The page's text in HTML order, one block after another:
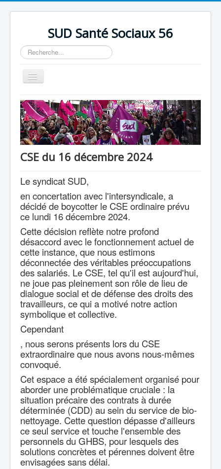
SUD Santé Sociaux 56
Rechercher
Basculer
la
Accueil
Présentation
Nos bureaux
Nos Luttes
Outils
CSE du 16 décembre 2024
Le syndicat SUD,
en concertation avec l'intersyndicale, a
décidé de boycotter le CSE ordinaire prévu
ce lundi 16 décembre 2024.
Cette décision reflète notre profond
désaccord avec le fonctionnement actuel de
cette instance, que nous estimons
déconnectée des véritables préoccupations
des salariés. Le CSE, tel qu'il est aujourd'hui,
ne joue pas pleinement son rôle de lieu de
dialogue social et de défense des droits des
travailleurs, ce qui a motivé notre action
symbolique et collective.
Cependant
, nous serons présents lors du CSE
extraordinaire que nous avons nous-mêmes
convoqué.
Cet espace a été spécialement organisé pour
aborder une problématique cruciale : la
situation précaire des contrats à durée
déterminée (CDD) au sein du service de bio-
nettoyage. Cette question dépasse d'ailleurs
ce seul service et touche l'ensemble des
personnels du GHBS, pour lesquels des
solutions concrètes et pérennes doivent être
envisagées sans délai.